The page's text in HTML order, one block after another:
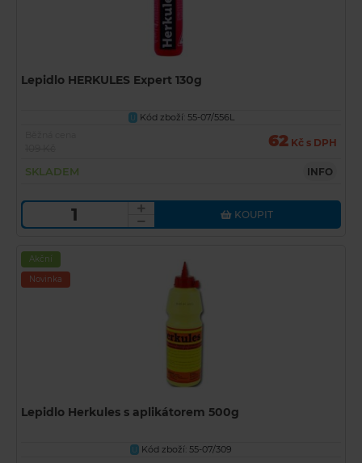
Lepidlo HERKULES Expert 130g
U Kód zboží: 55-07/556L
62 Kč s DPH
SKLADEM INFO
KOUPIT
Akční
Novinka
Lepidlo Herkules s aplikátorem 500g
U
Kód zboží: 55-07/309